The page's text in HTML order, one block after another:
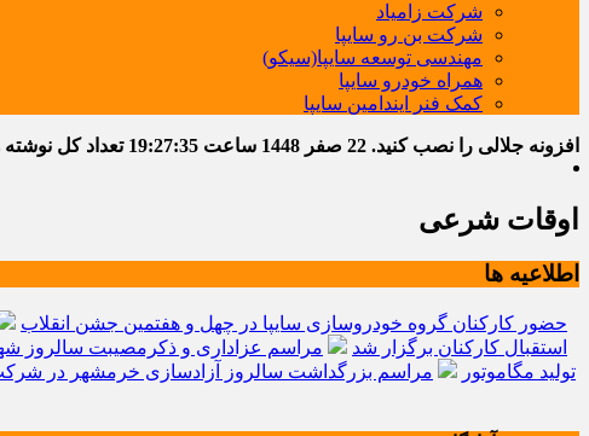
شرکت زامیاد
شرکت بن رو سایپا
مهندسی توسعه سایپا(سیکو)
همراه خودرو سایپا
کمک فنر ایندامین سایپا
افزونه جلالی را نصب کنید. 22 صفر 1448 ساعت 19:27:35 تعداد کل نوشته ها :
اوقات شرعی
اطلاعیه ها
حضور کارکنان گروه خودروسازی سایپا در چهل و هفتمین جشن انقلاب
استقبال کارکنان برگزار شد
مراسم عزاداری و ذکرمصیبت سالروز
تولید مگاموتور
مراسم بزرگداشت سالروز آزادسازی خرمشهر در